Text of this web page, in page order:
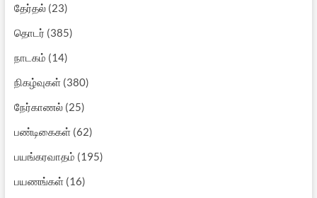
தேர்தல்(23)
தொடர் (385)
நாடகம் (14)
நிகழ்வுகள்(380)
நேர்காணல்(25)
பண்டிகைகள்(62)
பயங்கரவாதம் (195)
பயணங்கள்(16)